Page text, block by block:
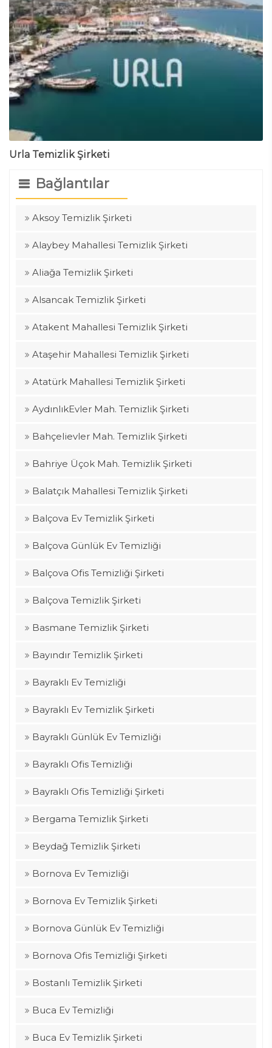
Urla Temizlik Şirketi
Bağlantılar
Aksoy Temizlik Şirketi
Alaybey Mahallesi Temizlik Şirketi
Aliağa Temizlik Şirketi
Alsancak Temizlik Şirketi
Atakent Mahallesi Temizlik Şirketi
Ataşehir Mahallesi Temizlik Şirketi
Atatürk Mahallesi Temizlik Şirketi
AydınlıkEvler Mah. Temizlik Şirketi
Bahçelievler Mah. Temizlik Şirketi
Bahriye Üçok Mah. Temizlik Şirketi
Balatçık Mahallesi Temizlik Şirketi
Balçova Ev Temizlik Şirketi
Balçova Günlük Ev Temizliği
Balçova Ofis Temizliği Şirketi
Balçova Temizlik Şirketi
Basmane Temizlik Şirketi
Bayındır Temizlik Şirketi
Bayraklı Ev Temizliği
Bayraklı Ev Temizlik Şirketi
Bayraklı Günlük Ev Temizliği
Bayraklı Ofis Temizliği
Bayraklı Ofis Temizliği Şirketi
Bergama Temizlik Şirketi
Beydağ Temizlik Şirketi
Bornova Ev Temizliği
Bornova Ev Temizlik Şirketi
Bornova Günlük Ev Temizliği
Bornova Ofis Temizliği Şirketi
Bostanlı Temizlik Şirketi
Buca Ev Temizliği
Buca Ev Temizlik Şirketi